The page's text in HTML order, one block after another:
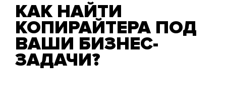
КАК НАЙТИ
КОПИРАЙТЕРА ПОД
ВАШИ БИЗНЕС-
ЗАДАЧИ?